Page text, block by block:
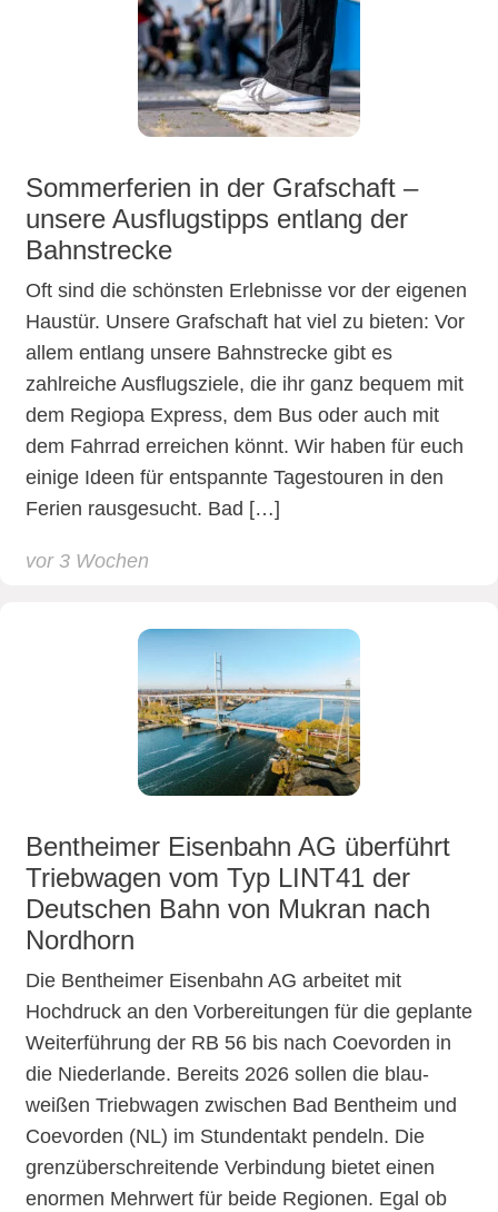
Sommerferien in der Grafschaft –
unsere Ausflugstipps entlang der
Bahnstrecke
Oft sind die schönsten Erlebnisse vor der eigenen
Haustür. Unsere Grafschaft hat viel zu bieten: Vor
allem entlang unsere Bahnstrecke gibt es
zahlreiche Ausflugsziele, die ihr ganz bequem mit
dem Regiopa Express, dem Bus oder auch mit
dem Fahrrad erreichen könnt. Wir haben für euch
einige Ideen für entspannte Tagestouren in den
Ferien rausgesucht. Bad […]
vor 3 Wochen
Bentheimer Eisenbahn AG überführt
Triebwagen vom Typ LINT41 der
Deutschen Bahn von Mukran nach
Nordhorn
Die Bentheimer Eisenbahn AG arbeitet mit
Hochdruck an den Vorbereitungen für die geplante
Weiterführung der RB 56 bis nach Coevorden in
die Niederlande. Bereits 2026 sollen die blau-
weißen Triebwagen zwischen Bad Bentheim und
Coevorden (NL) im Stundentakt pendeln. Die
grenzüberschreitende Verbindung bietet einen
enormen Mehrwert für beide Regionen. Egal ob